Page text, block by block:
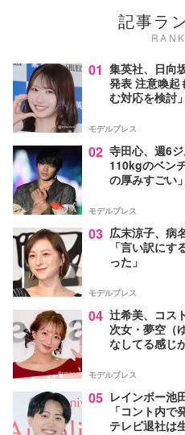
記事ラ
01 集英社、日向
発表 注意喚起
む対応を検討」
モデルプレス
02 寺田心、週6
110kgのベン
の厚みすごい
モデルプレス
03 広末涼子、病
「言い訳に
った」
モデルプレス
04 辻希美、コス
次女・夢空（
なしてる感じ
モデルプレス
05 レインボー池
「コント内
テレビ退社は